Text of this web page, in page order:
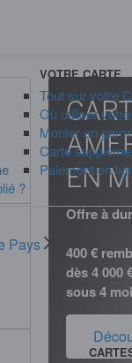
?
VOTRE CARTE
Tout sur votre
Où utiliser
Monter en
Carte
Paiement en
Pays
EN
Offre à
400 €
dès 4 000
sous 4